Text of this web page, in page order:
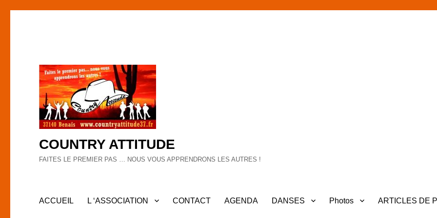
COUNTRY ATTITUDE
FAITES LE PREMIER PAS … NOUS VOUS APPRENDRONS LES AUTRES !
ACCUEIL L ‘ASSOCIATION CONTACT AGENDA DANSES Photos ARTICLES DE